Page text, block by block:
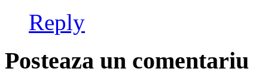
Reply
Posteaza un comentariu